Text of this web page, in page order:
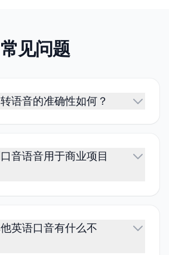
常见问题
语音的准确性如何？
音语音用于商业项目
英语口音有什么不